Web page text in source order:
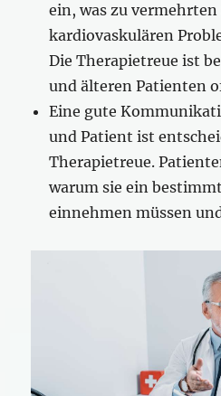
ein, was zu
kardiovaskulären
Die Therapietreue ist
und älteren Patienten
Eine gute
und Patient ist
Therapietreue.
warum sie ein
einnehmen müssen